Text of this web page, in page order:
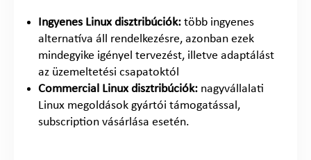
Ingyenes Linux disztribúciók: több ingyenes
alternatíva áll rendelkezésre, azonban ezek
mindegyike igényel tervezést, illetve adaptálást
az üzemeltetési csapatoktól
Commercial Linux disztribúciók: nagyvállalati
Linux megoldások gyártói támogatással,
subscription vásárlása esetén.